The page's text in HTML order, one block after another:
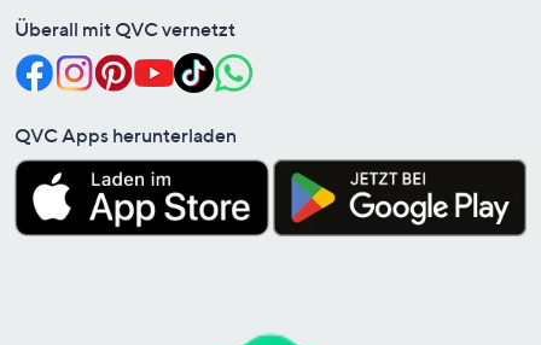
Überall mit QVC vernetzt
QVC Apps herunterladen